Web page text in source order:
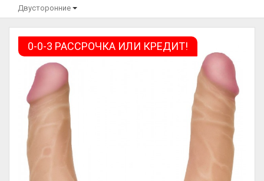
Двусторонние
0-0-3 РАССРОЧКА ИЛИ КРЕДИТ!